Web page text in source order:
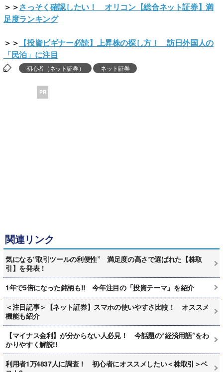
＞＞さっそく確認したい！ オリコン【総合ネット証券】満
足度ランキング
＞＞ 【投資ビギナー必読】上昇株の探し方！ 訪日外国人の
「民泊」に注目
初心者（ネット証券） ネット証券
PR
関連リンク
気になる“取引ツールの利便性” 満足度の高さで選ばれた【株取
引】を発表！
1年で5倍になった銘柄も!! 今年注目の「投資テーマ」を紹介
＜注目記事＞【ネット証券】スマホの使いやすさ比較！ オススメ
機能も紹介
【マイナス金利】が分からない人必見！ 今話題の“経済用語”をわ
かりやすく解説!!
利用者1万4837人に調査！ 初心者にオススメしたい＜株取引＞ベ